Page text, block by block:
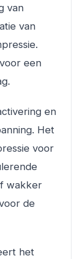
van
van
een
en
Het
voor
wakker
de
het